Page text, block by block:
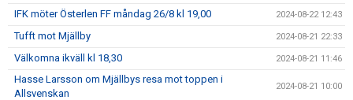
IFK möter Österlen FF måndag 26/8 kl 19,00 2024-08-22 12:43
Tufft mot Mjällby 2024-08-21 22:33
Välkomna ikväll kl 18,30 2024-08-21 11:46
Hasse Larsson om Mjällbys resa mot toppen i
Allsvenskan
2024-08-21 10:00